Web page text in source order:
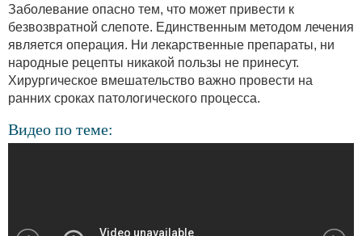
Заболевание опасно тем, что может привести к
безвозвратной слепоте. Единственным методом лечения
является операция. Ни лекарственные препараты, ни
народные рецепты никакой пользы не принесут.
Хирургическое вмешательство важно провести на
ранних сроках патологического процесса.
Видео по теме: